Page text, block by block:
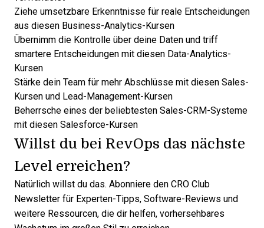
Ziehe umsetzbare Erkenntnisse für reale Entscheidungen
aus diesen Business-Analytics-Kursen
Übernimm die Kontrolle über deine Daten und triff
smartere Entscheidungen mit diesen Data-Analytics-
Kursen
Stärke dein Team für mehr Abschlüsse mit diesen Sales-
Kursen und Lead-Management-Kursen
Beherrsche eines der beliebtesten Sales-CRM-Systeme
mit diesen Salesforce-Kursen
Willst du bei RevOps das nächste
Level erreichen?
Natürlich willst du das. Abonniere den CRO Club
Newsletter für Experten-Tipps, Software-Reviews und
weitere Ressourcen, die dir helfen, vorhersehbares